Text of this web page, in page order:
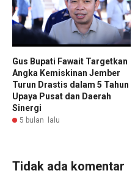
Gus Bupati Fawait Targetkan
Angka Kemiskinan Jember
Turun Drastis dalam 5 Tahun
Upaya Pusat dan Daerah
Sinergi
5 bulan lalu
Tidak ada komentar